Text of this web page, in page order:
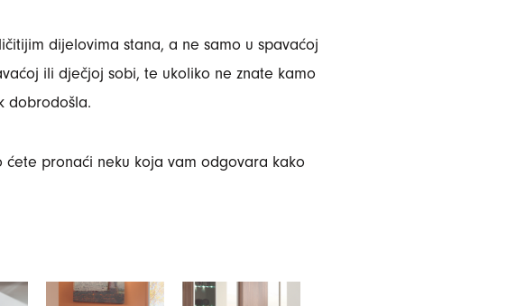
dijelovima stana, a ne samo u spavaćoj
ili dječjoj sobi, te ukoliko ne znate kamo
dobrodošla.
pronaći neku koja vam odgovara kako